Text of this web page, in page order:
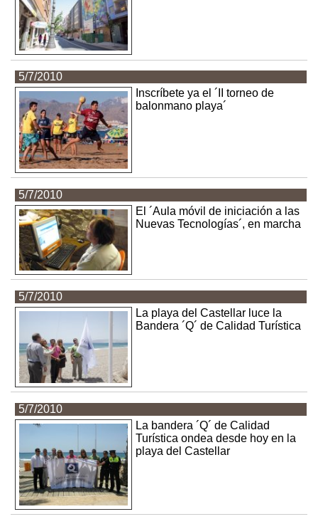
5/7/2010
Inscríbete ya el ´II torneo de
balonmano playa´
5/7/2010
El ´Aula móvil de iniciación a las
Nuevas Tecnologías´, en marcha
5/7/2010
La playa del Castellar luce la
Bandera ´Q´ de Calidad Turística
5/7/2010
La bandera ´Q´ de Calidad
Turística ondea desde hoy en la
playa del Castellar